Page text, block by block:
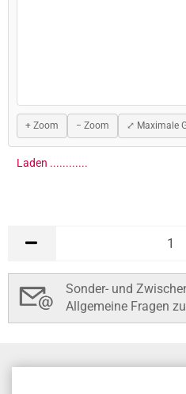
+ Zoom − Zoom ⤢ Maximale
Laden .............
Sonder- und
Allgemeine Fragen